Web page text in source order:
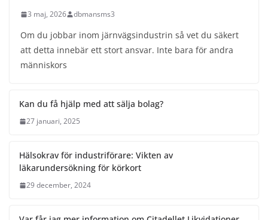
3 maj, 2026 dbmansms3
Om du jobbar inom järnvägsindustrin så vet du säkert
att detta innebär ett stort ansvar. Inte bara för andra
människors
Kan du få hjälp med att sälja bolag?
27 januari, 2025
Hälsokrav för industriförare: Vikten av
läkarundersökning för körkort
29 december, 2024